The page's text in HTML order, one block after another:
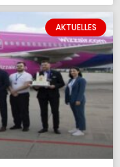
AKTUELLES